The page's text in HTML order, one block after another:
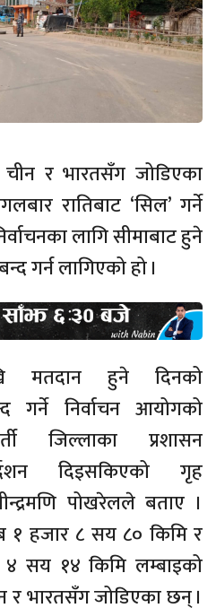
र भारतसँग जोडिएका
रातिबाट ‘सिल’ गर्ने
लागि सीमाबाट हुने
गर्न लागिएको हो ।
मतदान हुने दिनको
गर्ने निर्वाचन आयोगको
जिल्लाका प्रशासन
दिइसकिएको गृह
पोखरेलले बताए ।
१ हजार ८ सय ८० किमि र
सय १४ किमि लम्बाइको
र भारतसँग जोडिएका छन् ।